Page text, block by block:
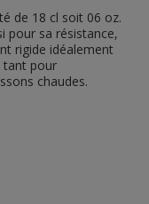
de 18 cl soit 06 oz.
pour sa résistance,
rigide idéalement
tant pour
chaudes.